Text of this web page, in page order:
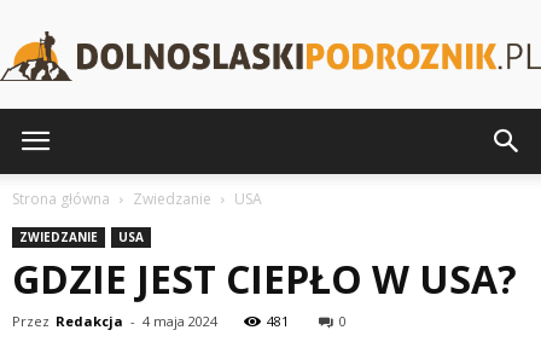
Strona główna Zwiedzanie USA
ZWIEDZANIE USA
GDZIE JEST CIEPŁO W USA?
Przez Redakcja - 4 maja 2024 481 0